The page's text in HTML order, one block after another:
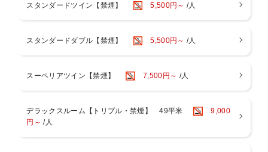
■ご宿泊料金は現地決済の場合、チェックイン時の前精算になりま
たします。
■駐車場は有料でございます。ご予約制ではございません。
大阪ベイを望む広大なテラスと天然温泉の大浴場を備えた都市型リゾ
ィ駅まで1駅1分で、大阪市中心部へのアクセスも便利！
＜リバーサイドスパ＞
お部屋には便利なスパバッグもご用意。客室用スリッパとナイトウェ
アご着用でお越しいただけます。
スタンダードツイン【禁煙】 5,500円～ /人
スタンダードダブル【禁煙】 5,500円～ /人
スーペリアツイン【禁煙】 7,500円～ /人
デラックスルーム【トリプル・禁煙】 49平米
9,000
円～ /人